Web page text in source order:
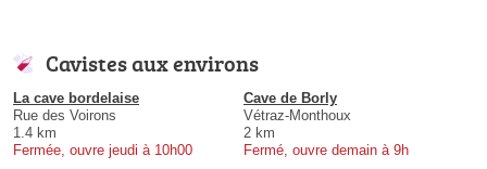
Cavistes aux environs
La cave bordelaise
Rue des Voirons
1.4 km
Fermée, ouvre jeudi à 10h00
Cave de Borly
Vétraz-Monthoux
2 km
Fermé, ouvre demain à 9h